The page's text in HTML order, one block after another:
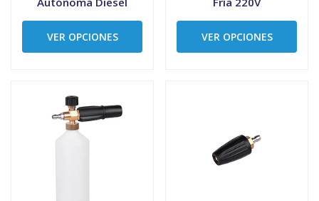
VER OPCIONES VER OPCIONES